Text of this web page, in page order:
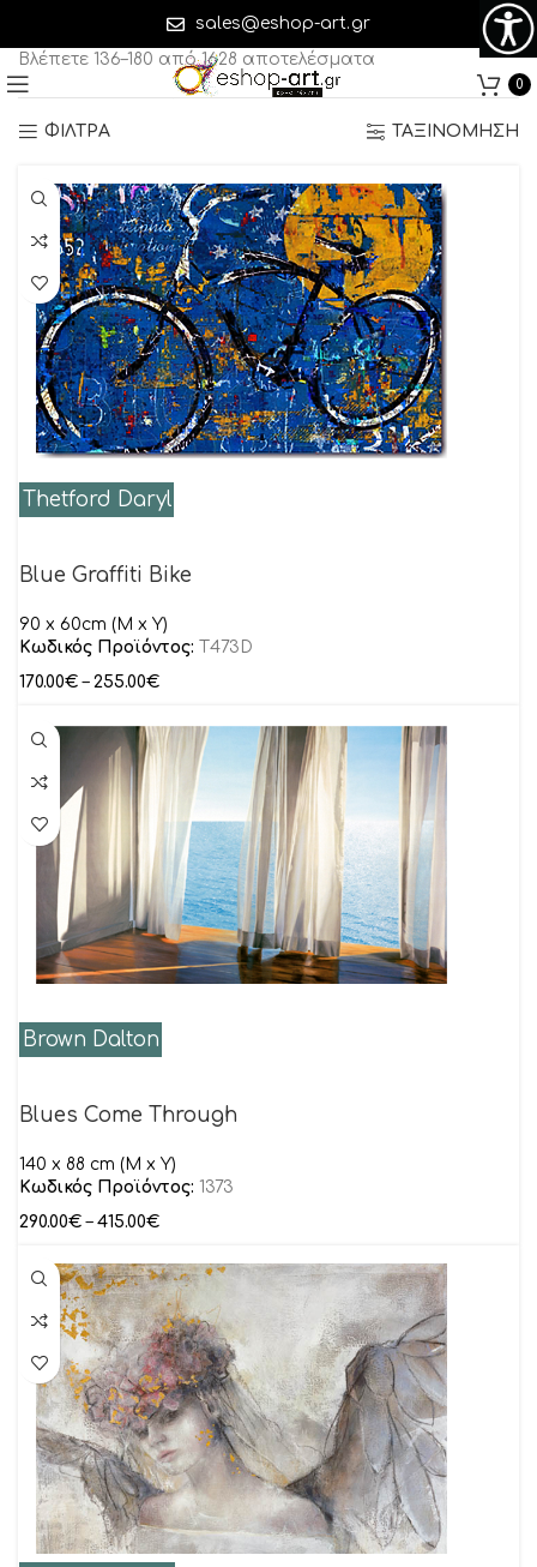
sales@eshop-art.gr
0
Βλέπετε 136–180 από 1628 αποτελέσματα
ΦΙΛΤΡΑ ΤΑΞΙΝΟΜΗΣΗ
Thetford Daryl
Blue Graffiti Bike
90 x 60cm (M x Y)
Κωδικός Προϊόντος:
T473D
170.00€ – 255.00€
Brown Dalton
Blues Come Through
140 x 88 cm (M x Y)
Κωδικός Προϊόντος: 1373
290.00€ – 415.00€